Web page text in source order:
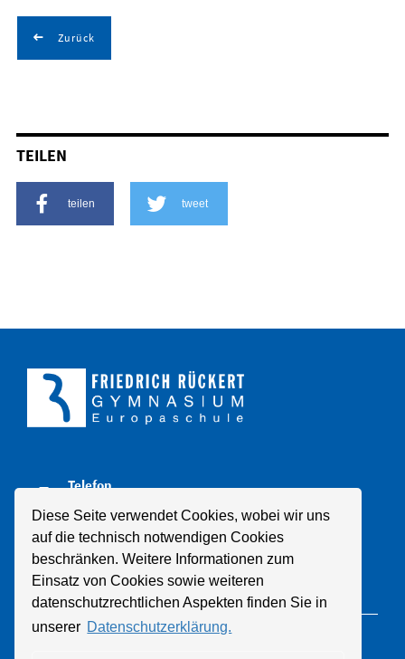
Diese Seite verwendet Cookies, wobei wir uns
auf die technisch notwendigen Cookies
beschränken. Weitere Informationen zum
Einsatz von Cookies sowie weiteren
datenschutzrechtlichen Aspekten finden Sie in
unserer Datenschutzerklärung.
Zurück
TEILEN
teilen tweet
Telefon
+49 211 8998310
E-Mail
Mail schreiben